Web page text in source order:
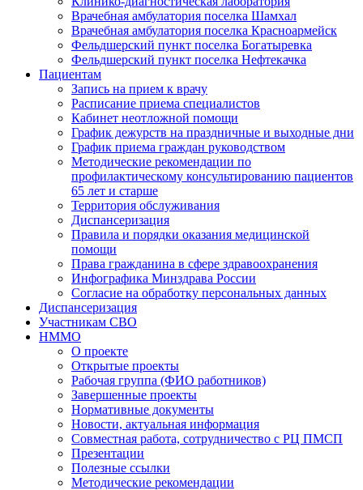
Врачебная амбулатория поселка Шамхал
Врачебная амбулатория поселка Красноармейск
Фельдшерский пункт поселка Богатыревка
Фельдшерский пункт поселка Нефтекачка
Пациентам
Запись на прием к врачу
Расписание приема специалистов
Кабинет неотложной помощи
График дежурств на праздничные и выходные дни
График приема граждан руководством
Методические рекомендации по
профилактическому консультированию пациентов
65 лет и старше
Территория обслуживания
Диспансеризация
Правила и порядки оказания медицинской
помощи
Права гражданина в сфере здравоохранения
Инфографика Минздрава России
Согласие на обработку персональных данных
Диспансеризация
Участникам СВО
НММО
О проекте
Открытые проекты
Рабочая группа (ФИО работников)
Завершенные проекты
Нормативные документы
Новости, актуальная информация
Совместная работа, сотрудничество с РЦ ПМСП
Презентации
Полезные ссылки
Методические рекомендации